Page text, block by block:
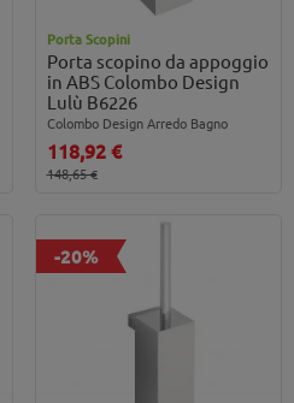
Porta Scopini
Porta scopino da appoggio
in ABS Colombo Design
Lulù B6226
Colombo Design Arredo Bagno
118,92 €
148,65 €
-20%